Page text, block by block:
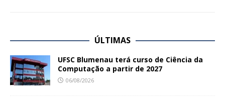
ÚLTIMAS
UFSC Blumenau terá curso de Ciência da
Computação a partir de 2027
06/08/2026